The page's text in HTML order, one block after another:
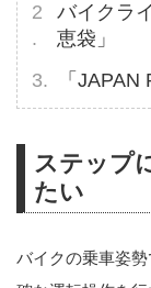
バイクラ
恵袋」
「
ステップ
たい
バイクの乗車姿